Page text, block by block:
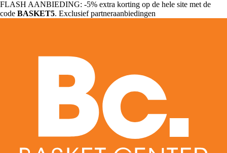
FLASH AANBIEDING: -5% extra korting op de hele site met de
code BASKET5. Exclusief partneraanbiedingen